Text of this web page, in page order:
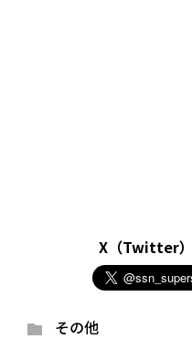
X（Twitter）
その他